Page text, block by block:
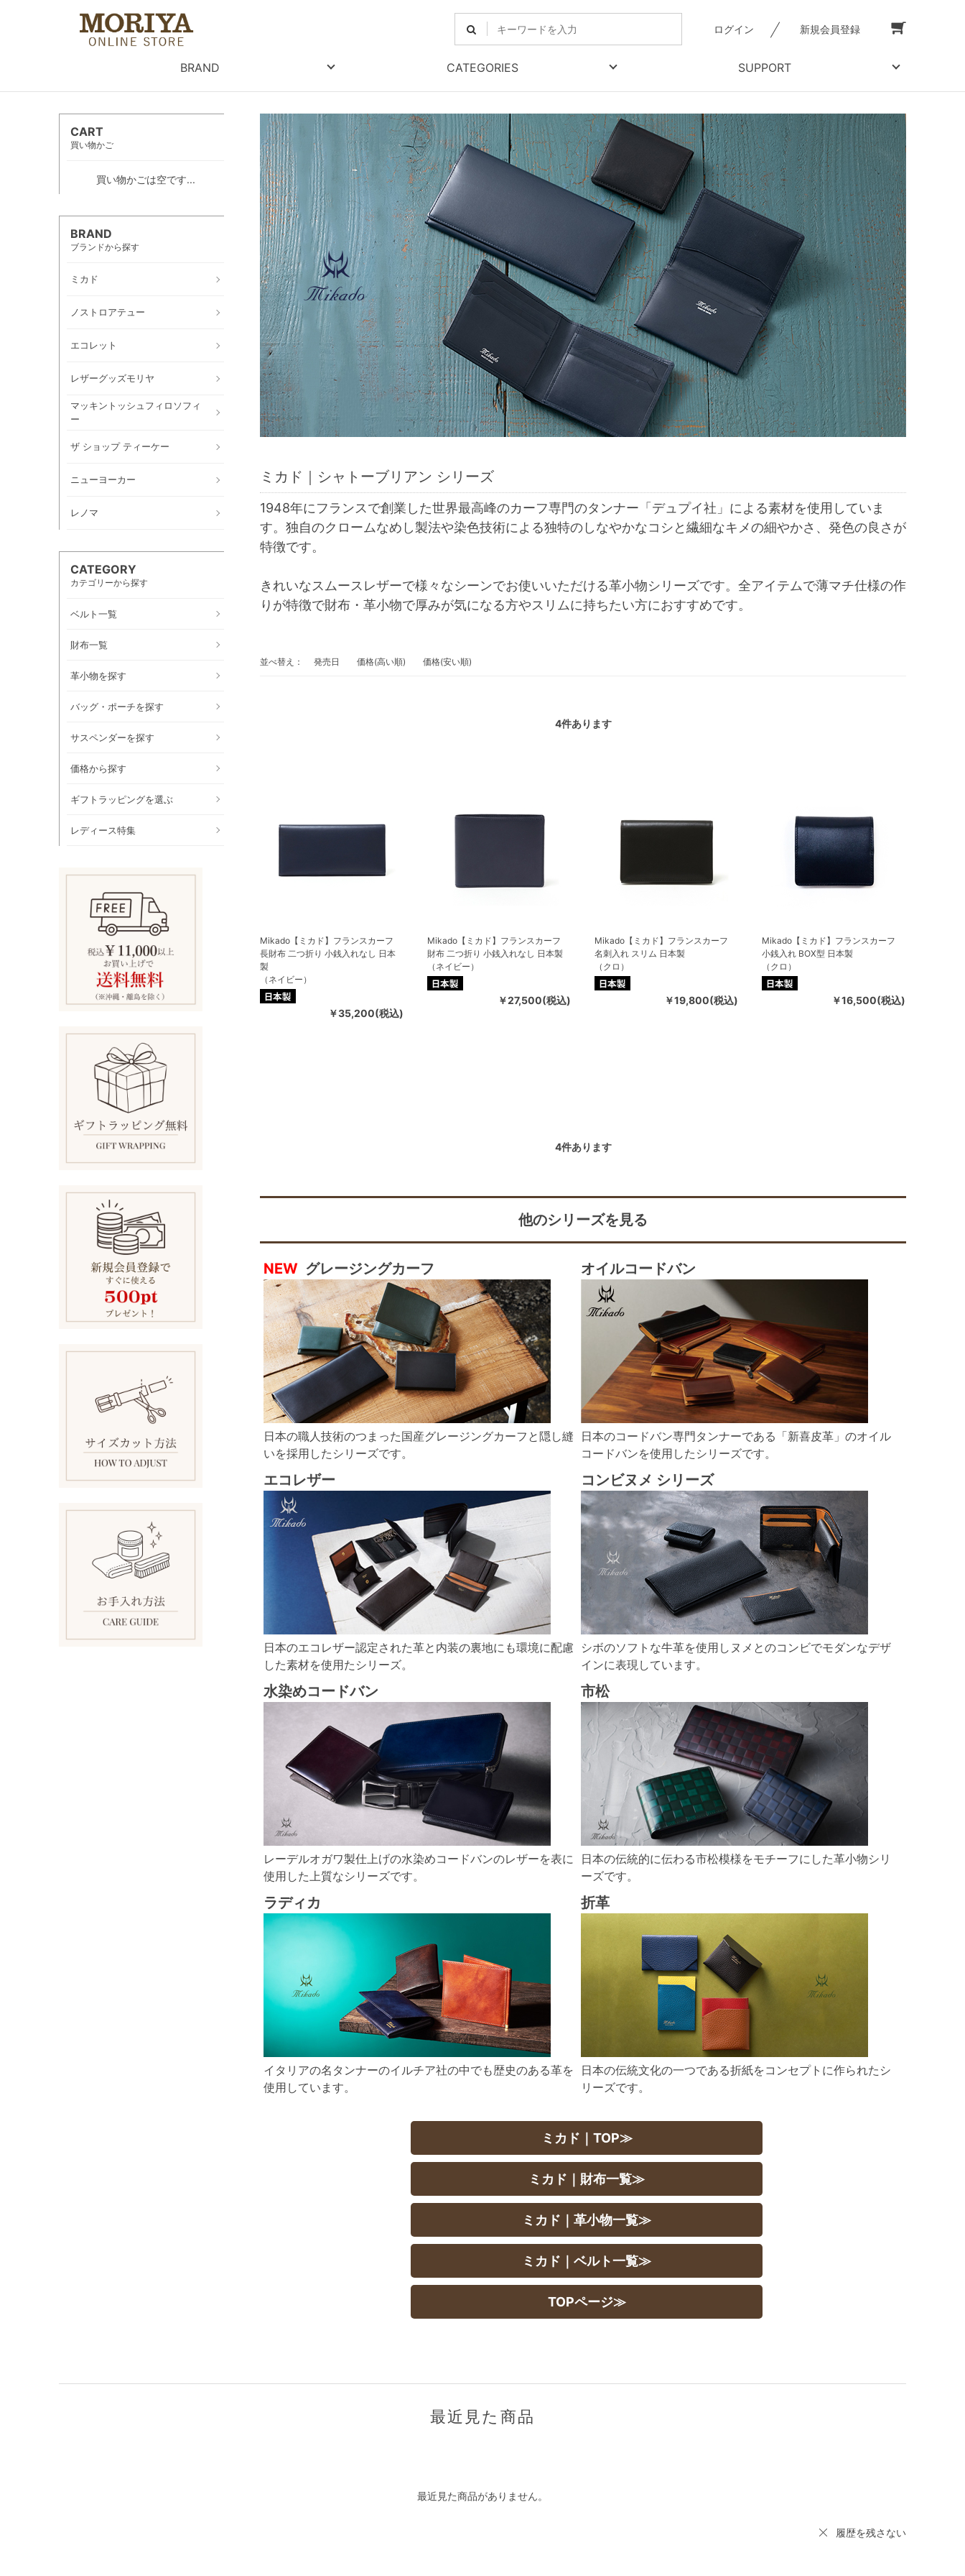
ログイン 新規会員登録
BRAND CATEGORIES SUPPORT
CART
買い物かご
買い物かごは空です...
BRAND
ブランドから探す
ミカド
ノストロアテュー
エコレット
レザーグッズモリヤ
マッキントッシュフィロソフィ
ー
ザ ショップ ティーケー
ニューヨーカー
レノマ
CATEGORY
カテゴリーから探す
ベルト一覧
財布一覧
革小物を探す
バッグ・ポーチを探す
サスペンダーを探す
価格から探す
ギフトラッピングを選ぶ
レディース特集
ミカド｜シャトーブリアン シリーズ
1948年にフランスで創業した世界最高峰のカーフ専門のタンナー「デュプイ社」による素材を使用していま
す。独自のクロームなめし製法や染色技術による独特のしなやかなコシと繊細なキメの細やかさ、発色の良さが
特徴です。
きれいなスムースレザーで様々なシーンでお使いいただける革小物シリーズです。全アイテムで薄マチ仕様の作
りが特徴で財布・革小物で厚みが気になる方やスリムに持ちたい方におすすめです。
並べ替え： 発売日 価格(高い順) 価格(安い順)
4件あります
Mikado【ミカド】フランスカーフ
長財布 二つ折り 小銭入れなし 日本
製
（ネイビー）
￥35,200(税込)
Mikado【ミカド】フランスカーフ
財布 二つ折り 小銭入れなし 日本製
（ネイビー）
￥27,500(税込)
Mikado【ミカド】フランスカーフ
名刺入れ スリム 日本製
（クロ）
￥19,800(税込)
Mikado【ミカド】フランスカーフ
小銭入れ BOX型 日本製
（クロ）
￥16,500(税込)
4件あります
他のシリーズを見る
NEW グレージングカーフ
日本の職人技術のつまった国産グレージングカーフと隠し縫
いを採用したシリーズです。
オイルコードバン
日本のコードバン専門タンナーである「新喜皮革」のオイル
コードバンを使用したシリーズです。
エコレザー
日本のエコレザー認定された革と内装の裏地にも環境に配慮
した素材を使用たシリーズ。
コンビヌメ シリーズ
シボのソフトな牛革を使用しヌメとのコンビでモダンなデザ
インに表現しています。
水染めコードバン
レーデルオガワ製仕上げの水染めコードバンのレザーを表に
使用した上質なシリーズです。
市松
日本の伝統的に伝わる市松模様をモチーフにした革小物シリ
ーズです。
ラディカ
イタリアの名タンナーのイルチア社の中でも歴史のある革を
使用しています。
折革
日本の伝統文化の一つである折紙をコンセプトに作られたシ
リーズです。
ミカド｜TOP≫
ミカド｜財布一覧≫
ミカド｜革小物一覧≫
ミカド｜ベルト一覧≫
TOPページ≫
最近見た商品
最近見た商品がありません。
履歴を残さない